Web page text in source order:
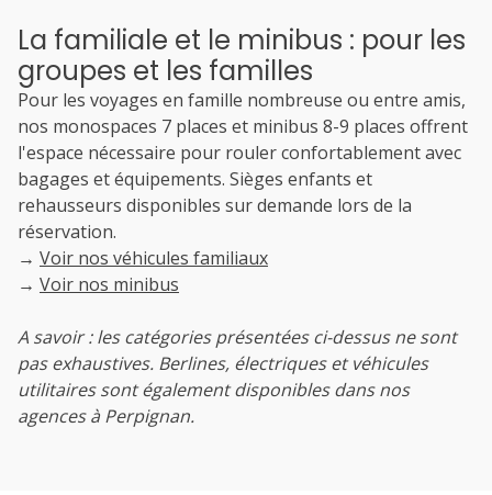
La familiale et le minibus : pour les
groupes et les familles
Pour les voyages en famille nombreuse ou entre amis,
nos monospaces 7 places et minibus 8-9 places offrent
l'espace nécessaire pour rouler confortablement avec
bagages et équipements. Sièges enfants et
rehausseurs disponibles sur demande lors de la
réservation.
→ Voir nos véhicules familiaux
→ Voir nos minibus
A savoir : les catégories présentées ci-dessus ne sont
pas exhaustives. Berlines, électriques et véhicules
utilitaires sont également disponibles dans nos
agences à Perpignan.